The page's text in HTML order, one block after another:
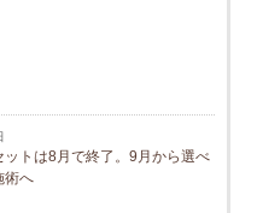
ットは8月で終了。9月から選べ
術へ